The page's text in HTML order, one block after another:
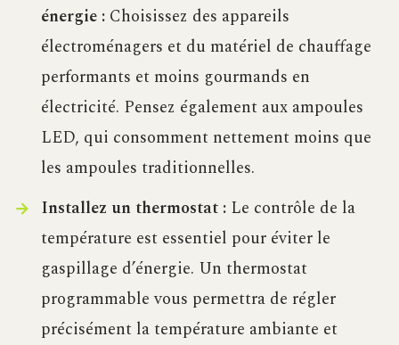
énergie :Choisissez des appareils
électroménagers et du matériel de chauffage
performants et moins gourmands en
électricité. Pensez également aux ampoules
LED, qui consomment nettement moins que
les ampoules traditionnelles.
Installez un thermostat :Le contrôle de la
température est essentiel pour éviter le
gaspillage d’énergie. Un thermostat
programmable vous permettra de régler
précisément la température ambiante et